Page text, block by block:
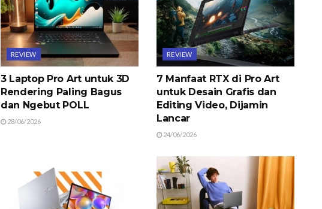
REVIEW
3 Laptop Pro Art untuk 3D
Rendering Paling Bagus
dan Ngebut POLL
28/06/2026
REVIEW
7 Manfaat RTX di Pro Art
untuk Desain Grafis dan
Editing Video, Dijamin
Lancar
24/06/2026